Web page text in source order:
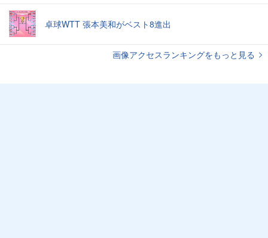
卓球WTT 張本美和がベスト8進出
画像アクセスランキングをもっと見る